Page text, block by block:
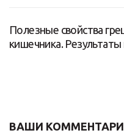
Полезные свойства
кишечника.
ВАШИ